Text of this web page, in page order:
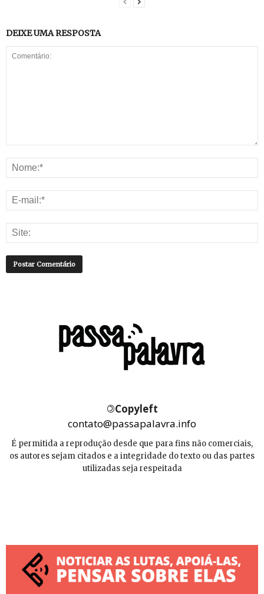
DEIXE UMA RESPOSTA
©Copyleft
contato@passapalavra.info
É permitida a reprodução desde que para fins não comerciais,
os autores sejam citados e a integridade do texto ou das partes
utilizadas seja respeitada